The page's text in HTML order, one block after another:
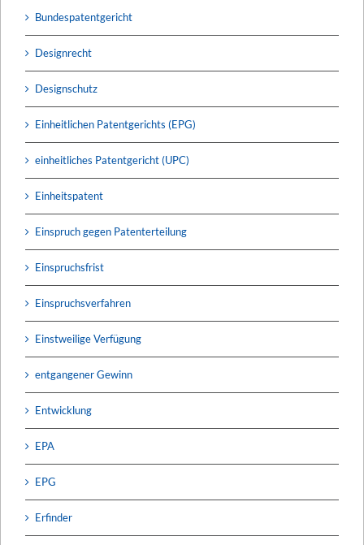
Bundespatentgericht
Designrecht
Designschutz
Einheitlichen Patentgerichts (EPG)
einheitliches Patentgericht (UPC)
Einheitspatent
Einspruch gegen Patenterteilung
Einspruchsfrist
Einspruchsverfahren
Einstweilige Verfügung
entgangener Gewinn
Entwicklung
EPA
EPG
Erfinder